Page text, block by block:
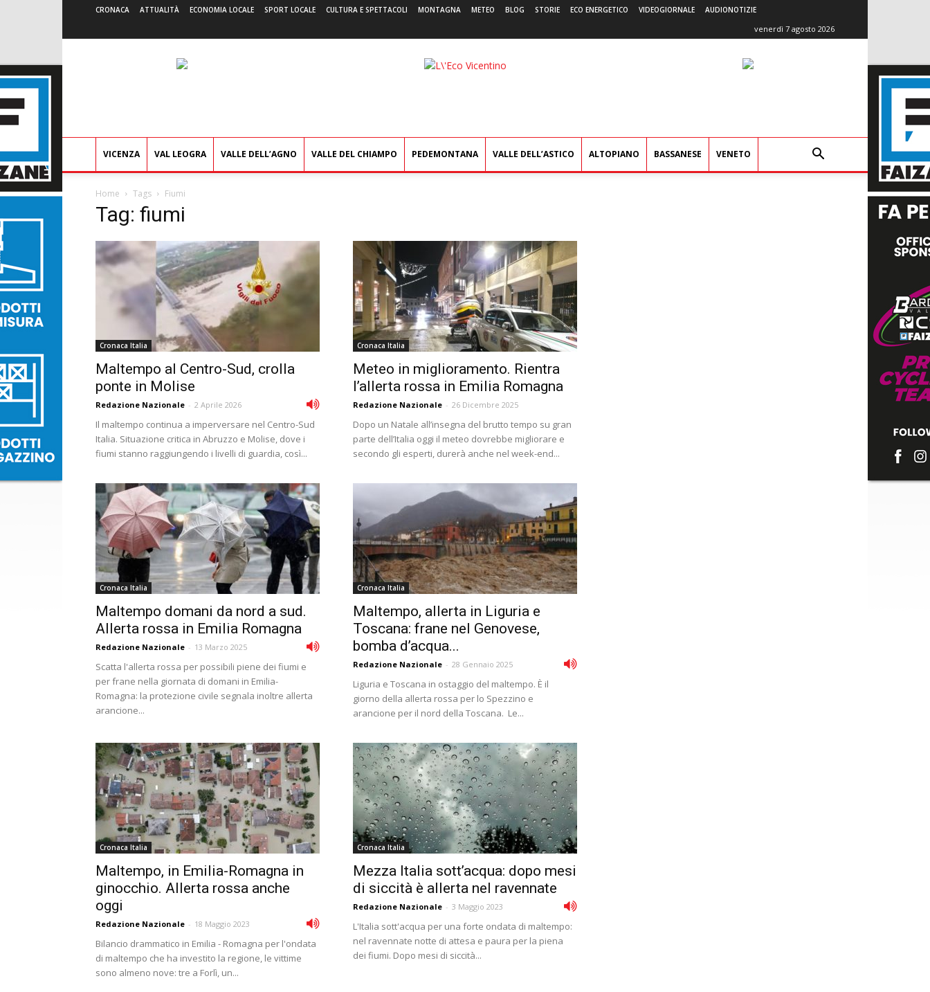
CRONACA ATTUALITÀ ECONOMIA LOCALE SPORT LOCALE CULTURA E SPETTACOLI MONTAGNA METEO BLOG STORIE ECO ENERGETICO VIDEOGIORNALE AUDIONOTIZIE
venerdì 7 agosto 2026
L'Eco
VICENZA VAL LEOGRA VALLE DELL’AGNO VALLE DEL CHIAMPO PEDEMONTANA VALLE DELL’ASTICO ALTOPIANO BASSANESE VENETO
Home Tags Fiumi
Tag: fiumi
Cronaca Italia
Maltempo al Centro-Sud, crolla
ponte in Molise
Redazione Nazionale - 2 Aprile 2026
Il maltempo continua a imperversare nel Centro-Sud
Italia. Situazione critica in Abruzzo e Molise, dove i
fiumi stanno raggiungendo i livelli di guardia, così...
Cronaca Italia
Meteo in miglioramento. Rientra
l’allerta rossa in Emilia Romagna
Redazione Nazionale - 26 Dicembre 2025
Dopo un Natale all’insegna del brutto tempo su gran
parte dell’Italia oggi il meteo dovrebbe migliorare e
secondo gli esperti, durerà anche nel week-end...
Cronaca Italia
Maltempo domani da nord a sud.
Allerta rossa in Emilia Romagna
Redazione Nazionale - 13 Marzo 2025
Scatta l'allerta rossa per possibili piene dei fiumi e
per frane nella giornata di domani in Emilia-
Romagna: la protezione civile segnala inoltre allerta
arancione...
Cronaca Italia
Maltempo, allerta in Liguria e
Toscana: frane nel Genovese,
bomba d’acqua...
Redazione Nazionale - 28 Gennaio 2025
Liguria e Toscana in ostaggio del maltempo. È il
giorno della allerta rossa per lo Spezzino e
arancione per il nord della Toscana. Le...
Cronaca Italia
Maltempo, in Emilia-Romagna in
ginocchio. Allerta rossa anche
oggi
Redazione Nazionale - 18 Maggio 2023
Bilancio drammatico in Emilia - Romagna per l'ondata
di maltempo che ha investito la regione, le vittime
sono almeno nove: tre a Forlì, un...
Cronaca Italia
Mezza Italia sott’acqua: dopo mesi
di siccità è allerta nel ravennate
Redazione Nazionale - 3 Maggio 2023
L'Italia sott'acqua per una forte ondata di maltempo:
nel ravennate notte di attesa e paura per la piena
dei fiumi. Dopo mesi di siccità...